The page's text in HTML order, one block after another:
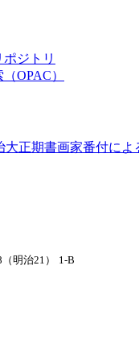
ジトリ
OPAC）
正期書画家番付によ
明治21） 1-B